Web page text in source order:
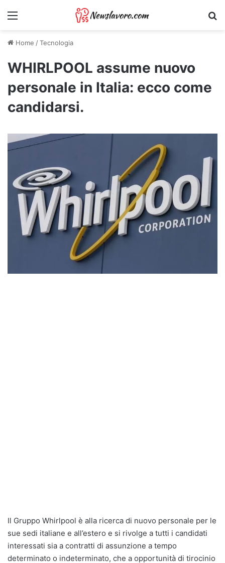
Menu
Home /Tecnologia
WHIRLPOOL assume nuovo
personale in Italia: ecco come
candidarsi.
Il Gruppo Whirlpool è alla ricerca di nuovo personale per le
sue sedi italiane e all’estero e si rivolge a tutti i candidati
interessati sia a contratti di assunzione a tempo
determinato o indeterminato, che a opportunità di tirocinio